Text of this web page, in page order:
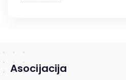
Asocijacija